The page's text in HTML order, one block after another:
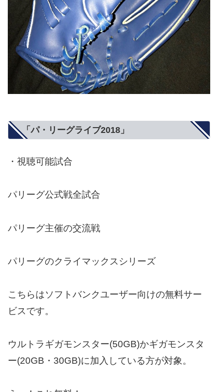
「パ・リーグライブ2018」
・視聴可能試合
パリーグ公式戦全試合
パリーグ主催の交流戦
パリーグのクライマックスシリーズ
こちらはソフトバンクユーザー向けの無料サー
ビスです。
ウルトラギガモンスター(50GB)かギガモンスタ
ー(20GB・30GB)に加入している方が対象。